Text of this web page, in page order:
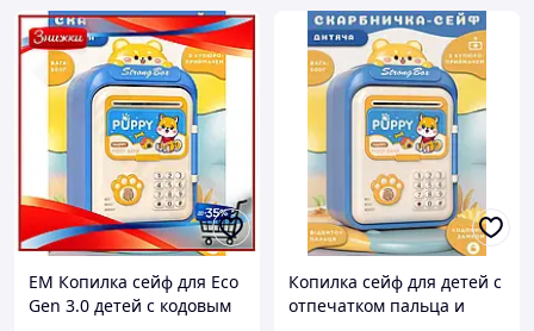
EM Копилка сейф для Eco
Gen 3.0 детей с кодовым
Копилка сейф для детей с
отпечатком пальца и